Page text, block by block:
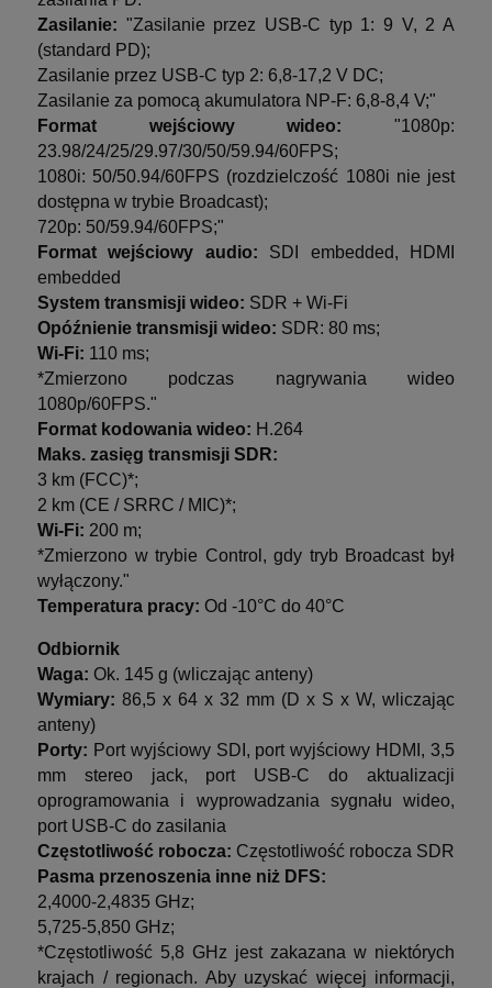
Zasilanie: "Zasilanie przez USB-C typ 1: 9 V, 2 A
(standard PD);
Zasilanie przez USB-C typ 2: 6,8-17,2 V DC;
Zasilanie za pomocą akumulatora NP-F: 6,8-8,4 V;"
Format wejściowy wideo: "1080p:
23.98/24/25/29.97/30/50/59.94/60FPS;
1080i: 50/50.94/60FPS (rozdzielczość 1080i nie jest
dostępna w trybie Broadcast);
720p: 50/59.94/60FPS;"
Format wejściowy audio: SDI embedded, HDMI
embedded
System transmisji wideo: SDR + Wi-Fi
Opóźnienie transmisji wideo: SDR: 80 ms;
Wi-Fi: 110 ms;
*Zmierzono podczas nagrywania wideo
1080p/60FPS."
Format kodowania wideo: H.264
Maks. zasięg transmisji SDR:
3 km (FCC)*;
2 km (CE / SRRC / MIC)*;
Wi-Fi: 200 m;
*Zmierzono w trybie Control, gdy tryb Broadcast był
wyłączony."
Temperatura pracy: Od -10°C do 40°C
Odbiornik
Waga: Ok. 145 g (wliczając anteny)
Wymiary: 86,5 x 64 x 32 mm (D x S x W, wliczając
anteny)
Porty: Port wyjściowy SDI, port wyjściowy HDMI, 3,5
mm stereo jack, port USB-C do aktualizacji
oprogramowania i wyprowadzania sygnału wideo,
port USB-C do zasilania
Częstotliwość robocza: Częstotliwość robocza SDR
Pasma przenoszenia inne niż DFS:
2,4000-2,4835 GHz;
5,725-5,850 GHz;
*Częstotliwość 5,8 GHz jest zakazana w niektórych
krajach / regionach. Aby uzyskać więcej informacji,